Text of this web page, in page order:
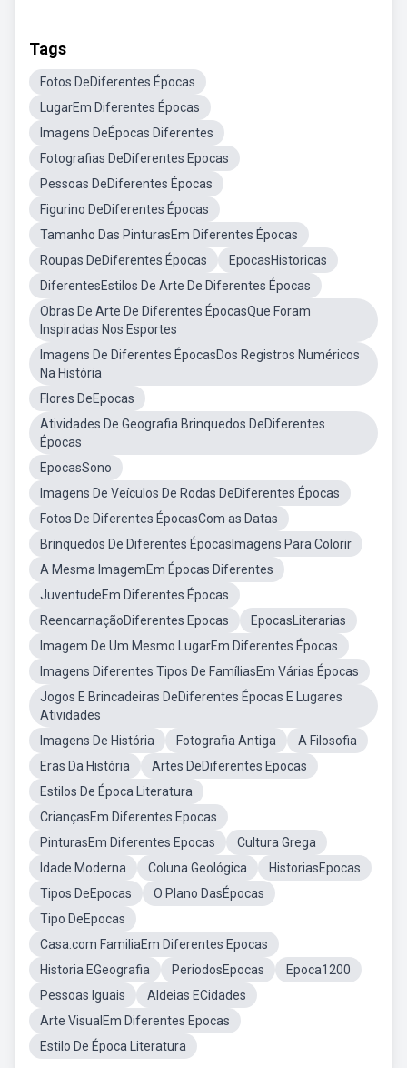
Tags
Fotos DeDiferentes Épocas
LugarEm Diferentes Épocas
Imagens DeÉpocas Diferentes
Fotografias DeDiferentes Epocas
Pessoas DeDiferentes Épocas
Figurino DeDiferentes Épocas
Tamanho Das PinturasEm Diferentes Épocas
Roupas DeDiferentes Épocas
EpocasHistoricas
DiferentesEstilos De Arte De Diferentes Épocas
Obras De Arte De Diferentes ÉpocasQue Foram
Inspiradas Nos Esportes
Imagens De Diferentes ÉpocasDos Registros Numéricos
Na História
Flores DeEpocas
Atividades De Geografia Brinquedos DeDiferentes
Épocas
EpocasSono
Imagens De Veículos De Rodas DeDiferentes Épocas
Fotos De Diferentes ÉpocasCom as Datas
Brinquedos De Diferentes ÉpocasImagens Para Colorir
A Mesma ImagemEm Épocas Diferentes
JuventudeEm Diferentes Épocas
ReencarnaçãoDiferentes Epocas
EpocasLiterarias
Imagem De Um Mesmo LugarEm Diferentes Épocas
Imagens Diferentes Tipos De FamíliasEm Várias Épocas
Jogos E Brincadeiras DeDiferentes Épocas E Lugares
Atividades
Imagens De História
Fotografia Antiga
A Filosofia
Eras Da História
Artes DeDiferentes Epocas
Estilos De Época Literatura
CriançasEm Diferentes Epocas
PinturasEm Diferentes Epocas
Cultura Grega
Idade Moderna
Coluna Geológica
HistoriasEpocas
Tipos DeEpocas
O Plano DasÉpocas
Tipo DeEpocas
Casa.com FamiliaEm Diferentes Epocas
Historia EGeografia
PeriodosEpocas
Epoca1200
Pessoas Iguais
Aldeias ECidades
Arte VisualEm Diferentes Epocas
Estilo De Época Literatura